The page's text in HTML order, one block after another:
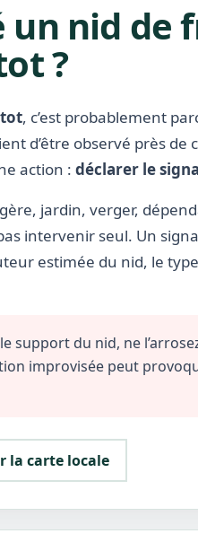
un nid de
?
, c’est probablement
d’être observé près de
action : déclarer le
jardin, verger,
intervenir seul. Un
estimée du nid, le
support du nid, ne
improvisée peut
la carte locale